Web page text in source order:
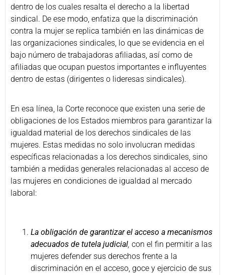
dentro de los cuales resalta el derecho a la libertad
sindical. De ese modo, enfatiza que la discriminación
contra la mujer se replica también en las dinámicas de
las organizaciones sindicales, lo que se evidencia en el
bajo número de trabajadoras afiliadas, así como de
afiliadas que ocupan puestos importantes e influyentes
dentro de estas (dirigentes o lideresas sindicales).
En esa línea, la Corte reconoce que existen una serie de
obligaciones de los Estados miembros para garantizar la
igualdad material de los derechos sindicales de las
mujeres. Estas medidas no solo involucran medidas
específicas relacionadas a los derechos sindicales, sino
también a medidas generales relacionadas al acceso de
las mujeres en condiciones de igualdad al mercado
laboral:
La obligación de garantizar el acceso a mecanismos
adecuados de tutela judicial, con el fin permitir a las
mujeres defender sus derechos frente a la
discriminación en el acceso, goce y ejercicio de sus